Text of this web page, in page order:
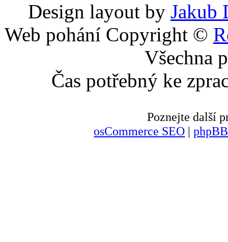
Design layout by Jakub
Web pohání Copyright ©
Všechna
Čas potřebný ke
Poznejte další
osCommerce SEO |